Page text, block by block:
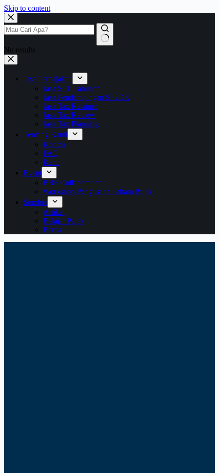
Skip to content
No results
Jasa Perpajakan
Jasa SPT Tahunan
Jasa Pendampingan SP2DK
Jasa Tax Retainer
Jasa Tax Review
Jasa Tax Planning
Tentang Kami
Kontak
FAQ
Karir
Event
BBF Collaboration
Workshop Pengusaha Paham Pajak
Sumber
Artikel
Belajar Pajak
Berita